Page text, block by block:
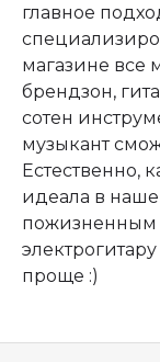
главное
магазине все
брендзон,
сотен
музыкант
Естественно,
идеала в
пожизненным
проще :)